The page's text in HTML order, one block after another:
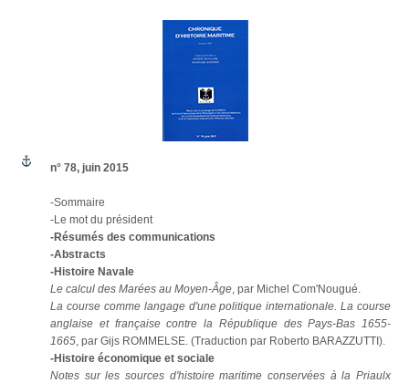
n° 78, juin 2015
-Sommaire
-Le mot du président
-Résumés des communications
-Abstracts
-Histoire Navale
Le calcul des Marées au Moyen-Âge, par Michel Com'Nougué.
La course comme langage d'une politique internationale. La course
anglaise et française contre la République des Pays-Bas 1655-
1665, par Gijs ROMMELSE. (Traduction par Roberto BARAZZUTTI).
-Histoire économique et sociale
Notes sur les sources d'histoire maritime conservées à la Priaulx